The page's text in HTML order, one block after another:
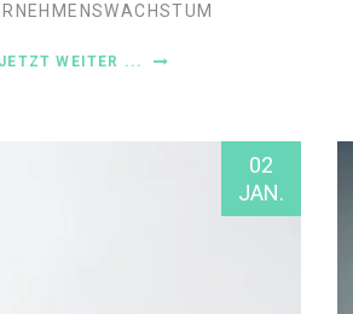
JETZT WEITER ...
02
JAN.